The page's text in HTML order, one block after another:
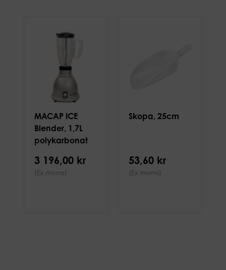
MACAP ICE
Blender, 1,7L
polykarbonat
3 196,00 kr
(Ex moms)
Skopa, 25cm
53,60 kr
(Ex moms)